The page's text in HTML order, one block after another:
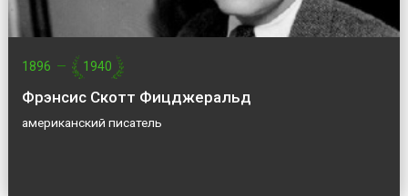
1896 — 1940
Фрэнсис Скотт Фицджеральд
американский писатель